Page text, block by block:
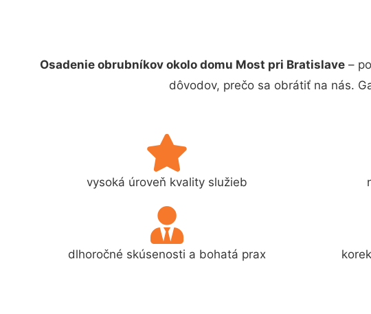
Osadenie obrubníkov okolo domu Most pri Bratislave–
dôvodov, prečo sa obrátiť na nás.
vysoká úroveň kvality služieb
dlhoročné skúsenosti a bohatá prax